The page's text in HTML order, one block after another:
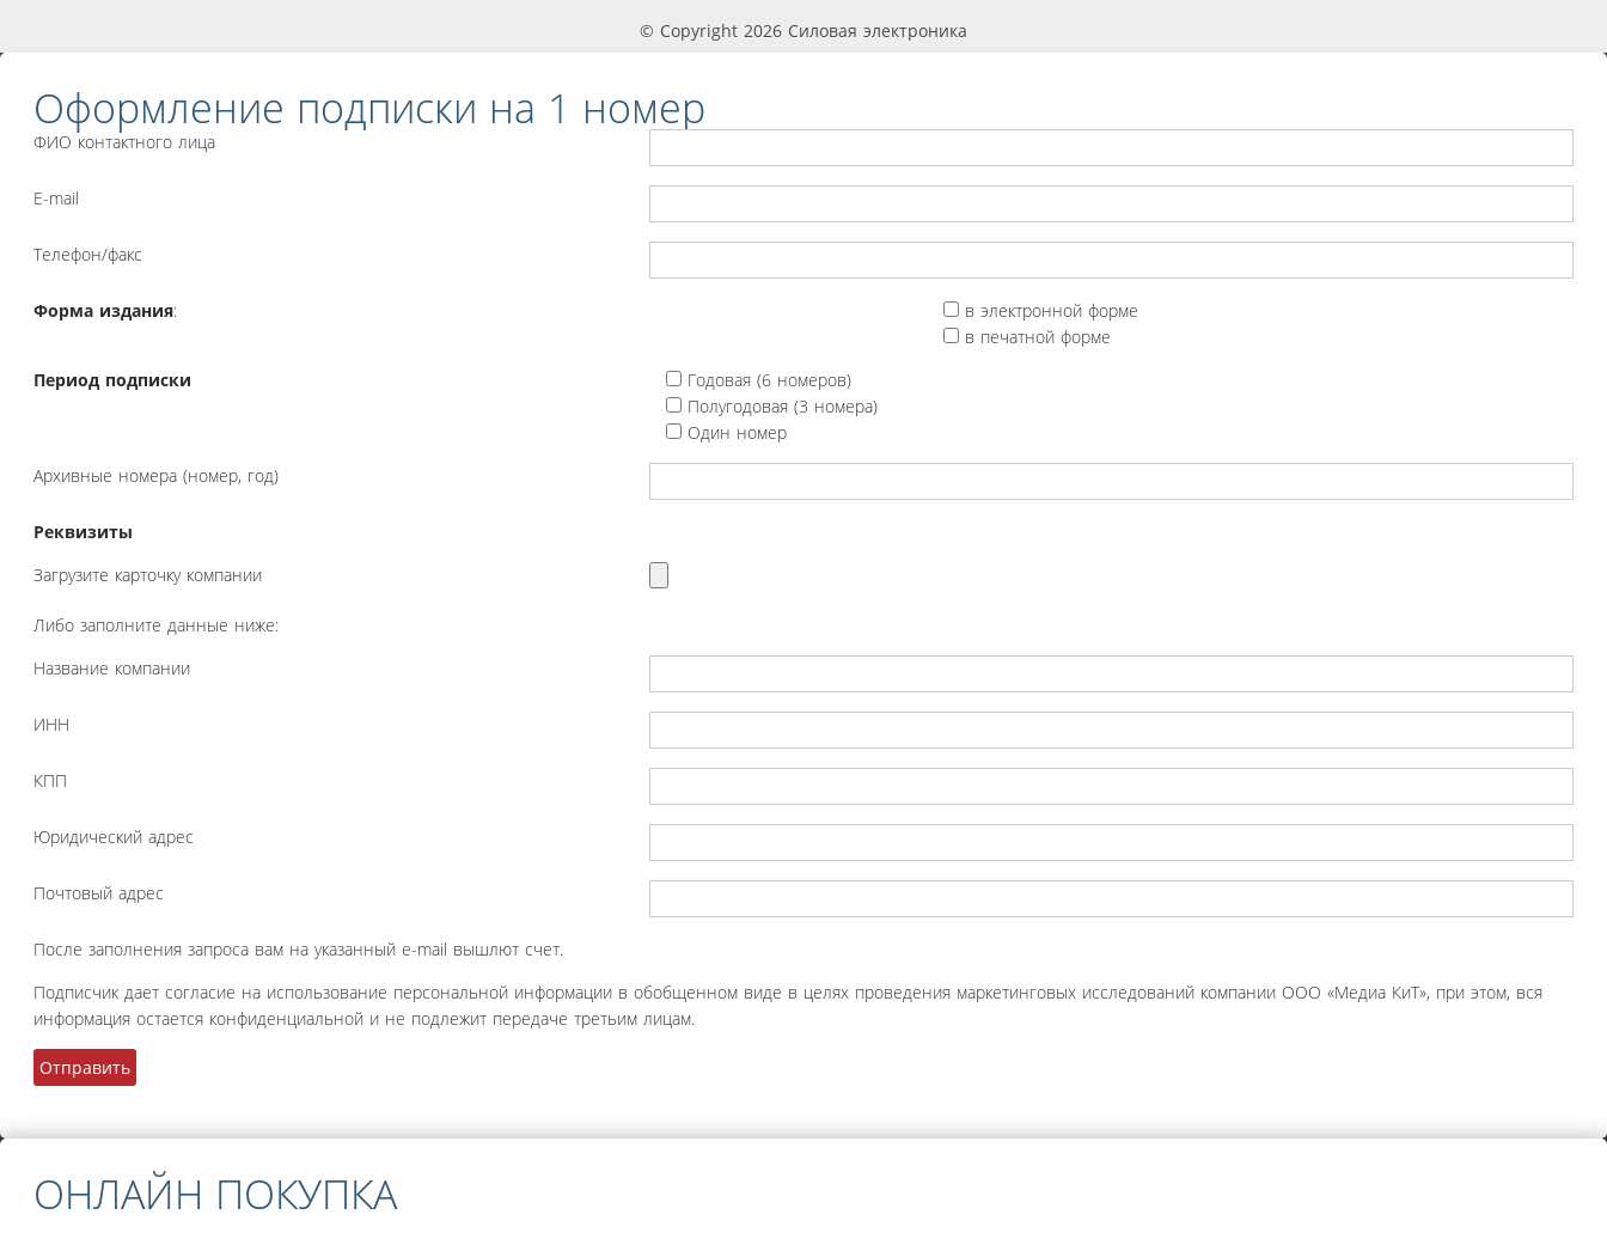
© Copyright 2026 Силовая электроника
Оформление подписки на 1 номер
ФИО контактного лица
E-mail
Телефон/факс
Форма издания:
в электронной форме
в печатной форме
Период подписки
Годовая (6 номеров)
Полугодовая (3 номера)
Один номер
Архивные номера (номер, год)
Реквизиты
Загрузите карточку компании
Либо заполните данные ниже:
Название компании
ИНН
КПП
Юридический адрес
Почтовый адрес
После заполнения запроса вам на указанный e-mail вышлют счет.
Подписчик дает согласие на использование персональной информации в обобщенном виде в целях проведения маркетинговых исследований компании ООО «Медиа КиТ», при этом, вся
информация остается конфиденциальной и не подлежит передаче третьим лицам.
ОНЛАЙН ПОКУПКА